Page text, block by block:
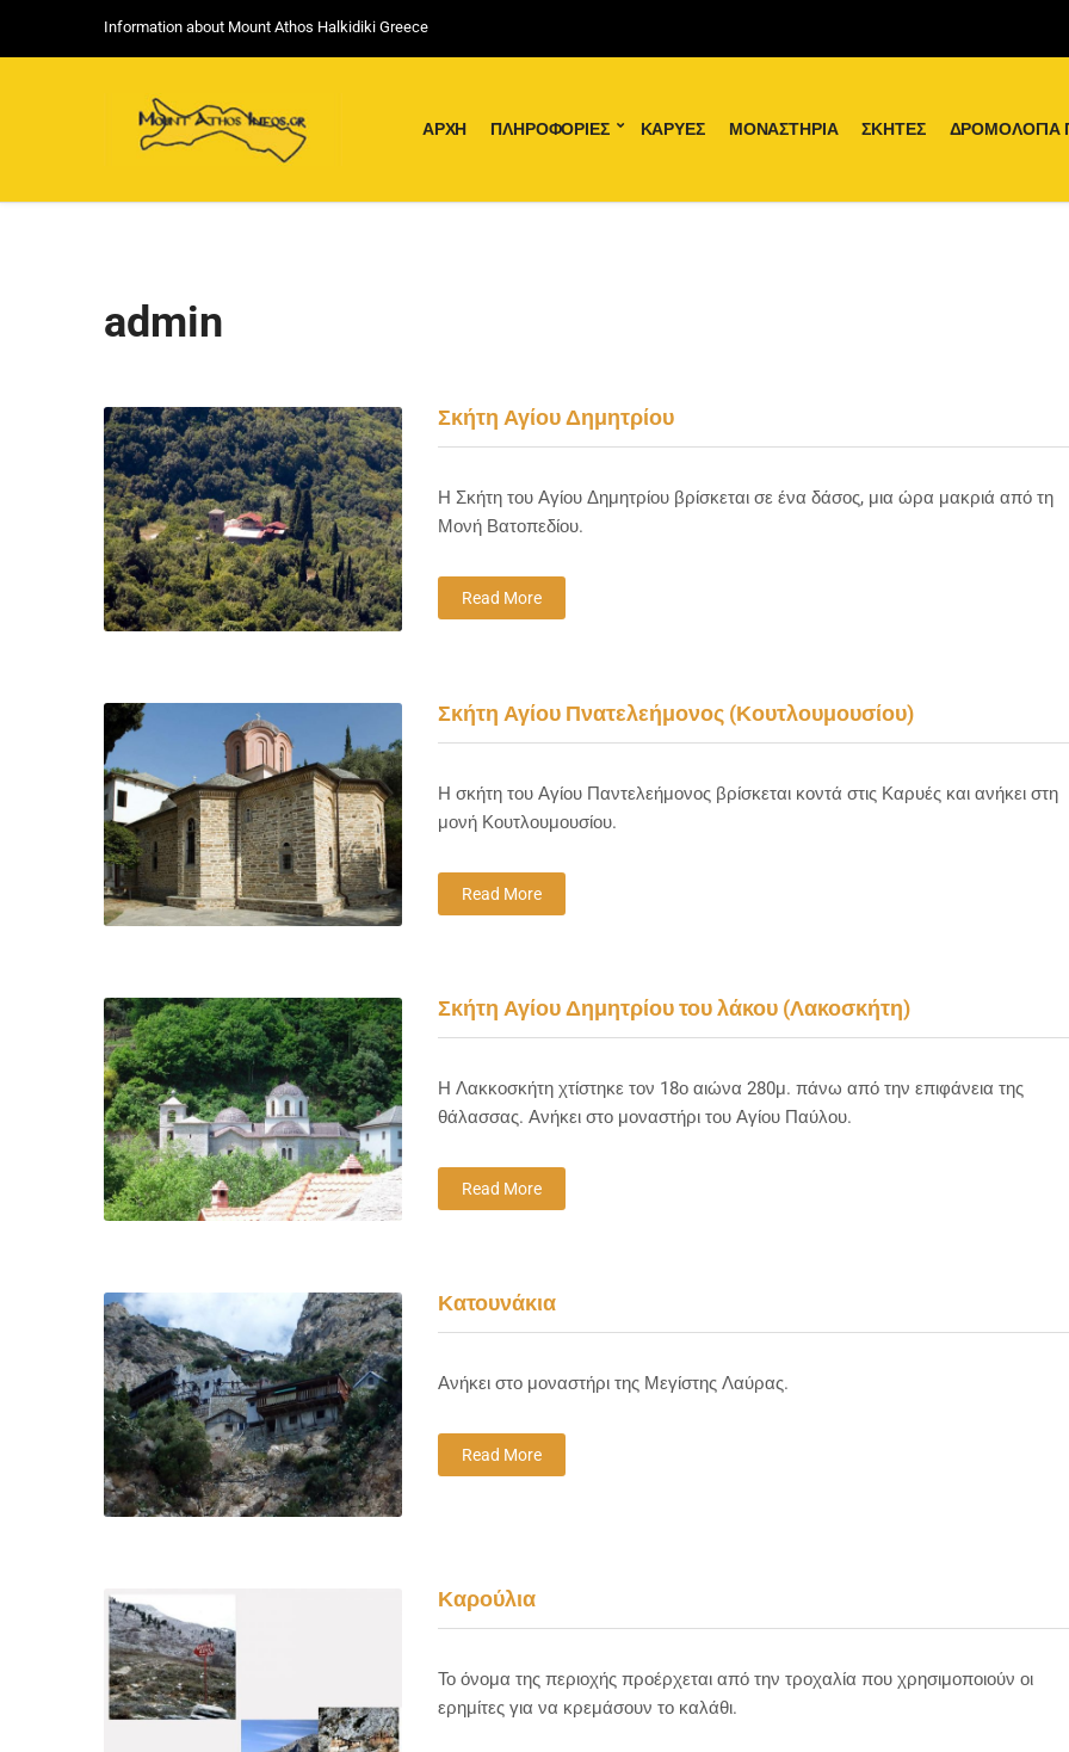
Information about Mount Athos Halkidiki Greece
ΑΡΧΉ ΠΛΗΡΟΦΟΡΊΕΣ ΚΑΡΥΈΣ ΜΟΝΑΣΤΉΡΙΑ ΣΚΉΤΕΣ ΔΡΟΜΟΛΌΓΙΑ
admin
Σκήτη Αγίου Δημητρίου
Η Σκήτη του Αγίου Δημητρίου βρίσκεται σε ένα δάσος, μια ώρα μακριά από τη
Μονή Βατοπεδίου.
Read More
Σκήτη Αγίου Πνατελεήμονος (Κουτλουμουσίου)
Η σκήτη του Αγίου Παντελεήμονος βρίσκεται κοντά στις Καρυές και ανήκει στη
μονή Κουτλουμουσίου.
Read More
Σκήτη Αγίου Δημητρίου του λάκου (Λακοσκήτη)
Η Λακκοσκήτη χτίστηκε τον 18ο αιώνα 280μ. πάνω από την επιφάνεια της
θάλασσας. Ανήκει στο μοναστήρι του Αγίου Παύλου.
Read More
Κατουνάκια
Ανήκει στο μοναστήρι της Μεγίστης Λαύρας.
Read More
Καρούλια
Το όνομα της περιοχής προέρχεται από την τροχαλία που χρησιμοποιούν οι
ερημίτες για να κρεμάσουν το καλάθι.